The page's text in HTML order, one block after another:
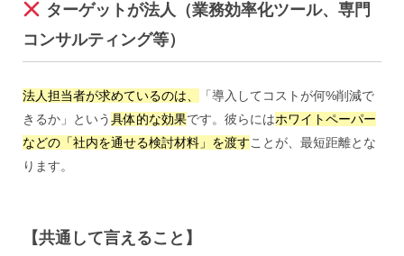
ターゲットが法人（業務効率化ツール、専門
コンサルティング等）
法人担当者が求めているのは、
「導入してコストが何%削減で
きるか」という具体的な効果です。彼らにはホワイトペーパー
などの「社内を通せる検討材料」を渡すことが、最短距離とな
ります。
【共通して言えること】